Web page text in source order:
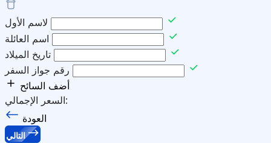
لاسم الأول
اسم العائلة
تاريخ الميلاد
رقم جواز السفر
أضف السائح
السعر الإجمالي:
العودة
التالي